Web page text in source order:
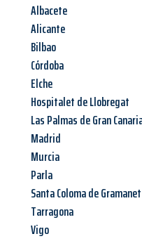
Albacete
Alicante
Bilbao
Córdoba
Elche
Hospitalet de Llobregat
Las Palmas de Gran
Madrid
Murcia
Parla
Santa Coloma de Gramanet
Tarragona
Vigo